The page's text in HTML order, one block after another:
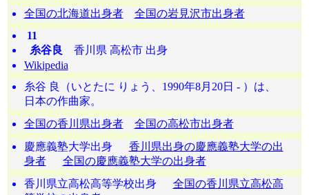
全国の北海道出身者
全国の岩見沢市出身者
11
糸谷良 香川県 高松市 出身
Wikipedia
糸谷 良（いとたに りょう、1990年8月20日 - ）は、
日本の作曲家。
全国の香川県出身者
全国の高松市出身者
慶應義塾大学出身 香川県出身の慶應義塾大学の出
身者
全国の慶應義塾大学の出身者
香川県立高松高等学校出身 全国の香川県立高松高